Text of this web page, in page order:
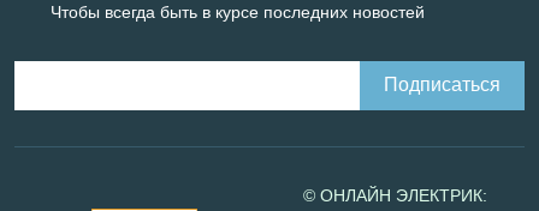
Чтобы всегда быть в курсе последних новостей
© ОНЛАЙН ЭЛЕКТРИК: